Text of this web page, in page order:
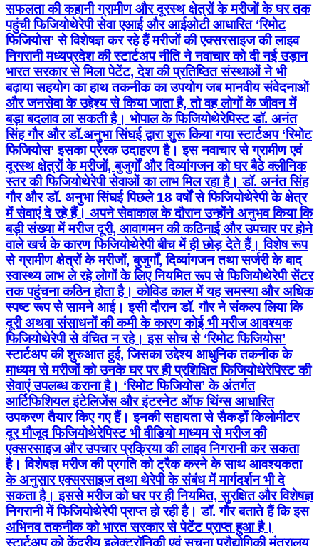
सफलता की कहानी ग्रामीण और दूरस्थ क्षेत्रों के मरीजों के घर तक
पहुंची फिजियोथेरेपी सेवा एआई और आईओटी आधारित ‘रिमोट
फिजियोस’ से विशेषज्ञ कर रहे हैं मरीजों की एक्सरसाइज की लाइव
निगरानी मध्यप्रदेश की स्टार्टअप नीति ने नवाचार को दी नई उड़ान
भारत सरकार से मिला पेटेंट, देश की प्रतिष्ठित संस्थाओं ने भी
बढ़ाया सहयोग का हाथ तकनीक का उपयोग जब मानवीय संवेदनाओं
और जनसेवा के उद्देश्य से किया जाता है, तो वह लोगों के जीवन में
बड़ा बदलाव ला सकती है। भोपाल के फिजियोथेरेपिस्ट डॉ. अनंत
सिंह गौर और डॉ.अनुभा सिंघई द्वारा शुरू किया गया स्टार्टअप ‘रिमोट
फिजियोस’ इसका प्रेरक उदाहरण है। इस नवाचार से ग्रामीण एवं
दूरस्थ क्षेत्रों के मरीजों, बुजुर्गों और दिव्यांगजन को घर बैठे क्लीनिक
स्तर की फिजियोथेरेपी सेवाओं का लाभ मिल रहा है। डॉ. अनंत सिंह
गौर और डॉ. अनुभा सिंघई पिछले 18 वर्षों से फिजियोथेरेपी के क्षेत्र
में सेवाएं दे रहे हैं। अपने सेवाकाल के दौरान उन्होंने अनुभव किया कि
बड़ी संख्या में मरीज दूरी, आवागमन की कठिनाई और उपचार पर होने
वाले खर्च के कारण फिजियोथेरेपी बीच में ही छोड़ देते हैं। विशेष रूप
से ग्रामीण क्षेत्रों के मरीजों, बुजुर्गों, दिव्यांगजन तथा सर्जरी के बाद
स्वास्थ्य लाभ ले रहे लोगों के लिए नियमित रूप से फिजियोथेरेपी सेंटर
तक पहुंचना कठिन होता है। कोविड काल में यह समस्या और अधिक
स्पष्ट रूप से सामने आई। इसी दौरान डॉ. गौर ने संकल्प लिया कि
दूरी अथवा संसाधनों की कमी के कारण कोई भी मरीज आवश्यक
फिजियोथेरेपी से वंचित न रहे। इस सोच से ‘रिमोट फिजियोस’
स्टार्टअप की शुरुआत हुई, जिसका उद्देश्य आधुनिक तकनीक के
माध्यम से मरीजों को उनके घर पर ही प्रशिक्षित फिजियोथेरेपिस्ट की
सेवाएं उपलब्ध कराना है। ‘रिमोट फिजियोस’ के अंतर्गत
आर्टिफिशियल इंटेलिजेंस और इंटरनेट ऑफ थिंग्स आधारित
उपकरण तैयार किए गए हैं। इनकी सहायता से सैकड़ों किलोमीटर
दूर मौजूद फिजियोथेरेपिस्ट भी वीडियो माध्यम से मरीज की
एक्सरसाइज और उपचार प्रक्रिया की लाइव निगरानी कर सकता
है। विशेषज्ञ मरीज की प्रगति को ट्रैक करने के साथ आवश्यकता
के अनुसार एक्सरसाइज तथा थेरेपी के संबंध में मार्गदर्शन भी दे
सकता है। इससे मरीज को घर पर ही नियमित, सुरक्षित और विशेषज्ञ
निगरानी में फिजियोथेरेपी प्राप्त हो रही है। डॉ. गौर बताते हैं कि इस
अभिनव तकनीक को भारत सरकार से पेटेंट प्राप्त हुआ है।
स्टार्टअप को केंद्रीय इलेक्ट्रॉनिकी एवं सूचना प्रौद्योगिकी मंत्रालय